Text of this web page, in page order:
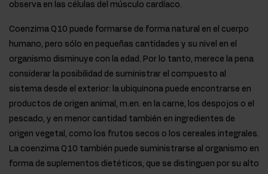
observa en las células del músculo cardíaco.
Coenzima Q10 puede formarse de forma natural en el cuerpo
humano, pero sólo en pequeñas cantidades y su nivel en el
organismo disminuye con la edad. Por lo tanto, merece la pena
considerar la posibilidad de suministrar el compuesto al
sistema desde el exterior: la ubiquinona puede encontrarse en
productos de origen animal, m.en. en la carne, los despojos o el
pescado, y en menor cantidad también en ingredientes de
origen vegetal, como los frutos secos o los cereales integrales.
La coenzima Q10 también puede suministrarse al organismo en
forma de suplementos dietéticos, que se distinguen por su alto